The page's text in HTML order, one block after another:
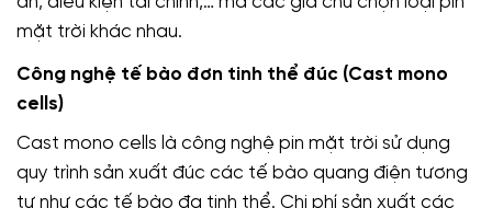
mặt trời khác nhau.
Công nghệ tế bào đơn tinh thể đúc (Cast mono
cells)
Cast mono cells là công nghệ pin mặt trời sử dụng
quy trình sản xuất đúc các tế bào quang điện tương
tự như các tế bào đa tinh thể. Chi phí sản xuất các